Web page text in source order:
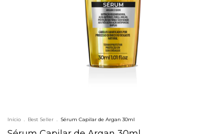
Início . Best Seller . Sérum Capilar de Argan 30ml